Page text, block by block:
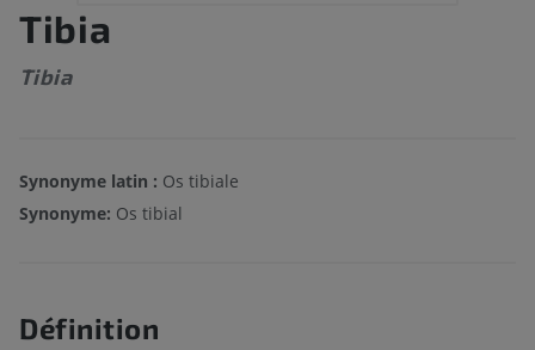
Tibia
Tibia
Synonyme latin : Os tibiale
Synonyme: Os tibial
Définition